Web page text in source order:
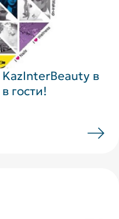
KazInterBeauty в
гости!